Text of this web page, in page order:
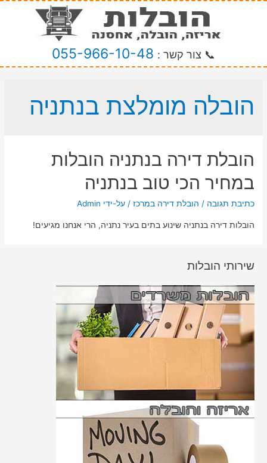
📞 צור קשר : 055-966-10-48
הובלה מומלצת בנתניה
הובלת דירה בנתניה הובלות
במחיר הכי טוב בנתניה
כתיבת תגובה / הובלת דירה במרכז / על-ידי Admin
הובלות דירה בנתניה שינוע בתים בעיר נתניה, הרי אנחנו מגיעים!
שירותי הובלות